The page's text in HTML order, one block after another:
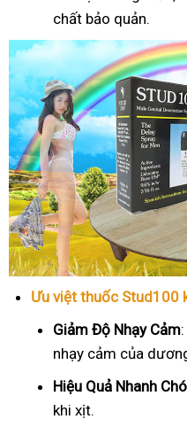
chất bảo quản.
Ưu việt thuốc Stud100
Giảm Độ Nhạy Cảm
nhạy cảm của
Hiệu Quả Nhanh
khi xịt.